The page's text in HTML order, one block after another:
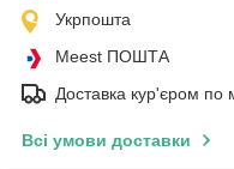
Укрпошта
Meest ПОШТА
Доставка кур'єром по
Всі умови доставки